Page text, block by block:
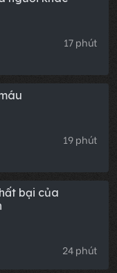
17 phút
19 phút
bại của
24 phút